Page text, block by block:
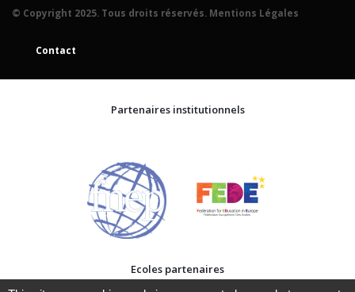
© Copyright 2025. Tous droits réservés. Mentions Légales
Contact
Partenaires institutionnels
Ecoles partenaires